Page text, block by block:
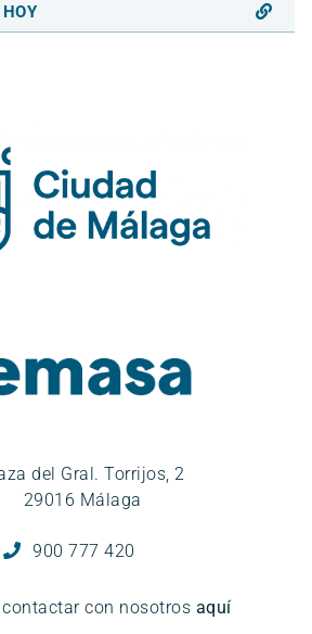
del Gral. Torrijos, 2
29016 Málaga
900 777 420
contactar con nosotros aquí